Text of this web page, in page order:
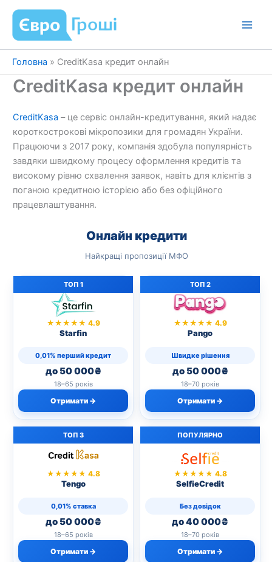
Перейти
вмісту
Головна » CreditKasa кредит онлайн
CreditKasa кредит онлайн
CreditKasa – це сервіс онлайн-кредитування, який надає
короткострокові мікропозики для громадян України.
Працюючи з 2017 року, компанія здобула популярність
завдяки швидкому процесу оформлення кредитів та
високому рівню схвалення заявок, навіть для клієнтів з
поганою кредитною історією або без офіційного
працевлаштування.
Онлайн кредити
Найкращі пропозиції МФО
ТОП 1
★★★★★ 4.9
Starfin
0,01% перший кредит
до 50 000₴
18–65 років
Отримати →
ТОП 2
★★★★★ 4.9
Pango
Швидке рішення
до 50 000₴
18–70 років
Отримати →
ТОП 3
★★★★★ 4.8
Tengo
0,01% ставка
до 50 000₴
18–65 років
Отримати →
ПОПУЛЯРНО
★★★★★ 4.8
SelfieCredit
Без довідок
до 40 000₴
18–70 років
Отримати →